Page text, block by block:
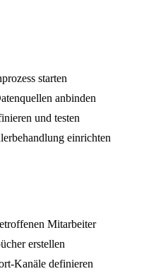
starten
anbinden
und testen
einrichten
Mitarbeiter
erstellen
Kanäle definieren